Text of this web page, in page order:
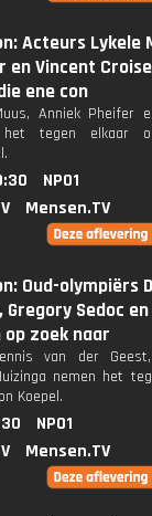
Acteurs Lykele
en Vincent
ene con
Anniek Pheifer
het tegen elkaar
NPO1
Mensen.TV
Oud-olympiërs
Gregory Sedoc
op zoek naar
van der
nemen het
Koepel.
NPO1
Mensen.TV